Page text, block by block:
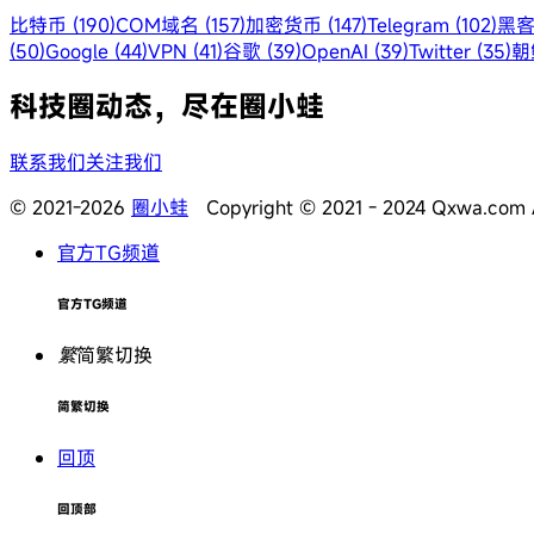
比特币 (190)COM域名 (157)加密货币 (147)Telegram (102)黑
(50)Google (44)VPN (41)谷歌 (39)OpenAI (39)Twitter (35)
科技圈动态，尽在圈小蛙
联系我们关注我们
© 2021-2026 圈小蛙 Copyright © 2021 - 2024 Qxwa.com
官方TG频道
官方TG频道
繁简繁切换
简繁切换
回顶
回顶部